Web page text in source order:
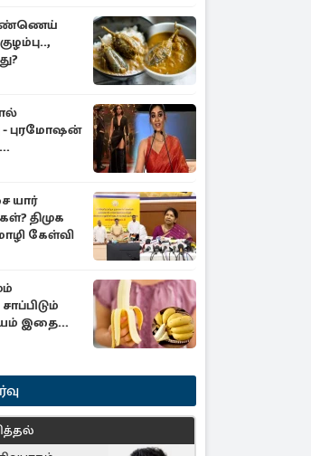
எண்ணெய்
- புரமோஷன்
யார்
திமுக
கேள்வி
இதை